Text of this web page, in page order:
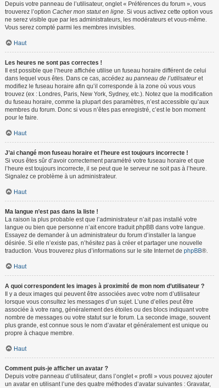
Depuis votre panneau de l’utilisateur, onglet « Préférences du forum », vous
trouverez l’option Cacher mon statut en ligne. Si vous activez cette option vous
ne serez visible que par les administrateurs, les modérateurs et vous-même.
Vous serez compté parmi les membres invisibles.
Haut
Les heures ne sont pas correctes !
Il est possible que l’heure affichée utilise un fuseau horaire différent de celui
dans lequel vous êtes. Dans ce cas, accédez au panneau de l’utilisateuret
modifiez le fuseau horaire afin qu’il corresponde à la zone où vous vous
trouvez (ex : Londres, Paris, New York, Sydney, etc.). Notez que la modification
du fuseau horaire, comme la plupart des paramètres, n’est accessible qu’aux
membres du forum. Donc si vous n’êtes pas enregistré, c’est le bon moment
pour le faire.
Haut
J’ai changé mon fuseau horaire et l’heure est toujours incorrecte !
Si vous êtes sûr d’avoir correctement paramétré votre fuseau horaire et que
l’heure est toujours incorrecte, il se peut que le serveur ne soit pas à l’heure.
Signalez ce problème à un administrateur.
Haut
Ma langue n’est pas dans la liste !
La raison la plus probable est que l’administrateur n’ait pas installé votre
langue ou bien que personne n’ait encore traduit phpBB dans votre langue.
Essayez de demander à un administrateur du forum d’installer la langue
désirée. Si elle n’existe pas, n’hésitez pas à créer et partager une nouvelle
traduction. Vous trouverez plus d’informations sur le site Internet de phpBB®.
Haut
A quoi correspondent les images à proximité de mon nom d’utilisateur ?
Il y a deux images qui peuvent être associées avec votre nom d’utilisateur
lorsque vous consultez les messages d’un sujet. L’une d’elles peut être
associée à votre rang, généralement des étoiles ou des blocs indiquant votre
nombre de messages ou votre statut sur le forum. La seconde image, souvent
plus grande, est connue sous le nom d’avatar et généralement est unique ou
propre à chaque membre.
Haut
Comment puis-je afficher un avatar ?
Depuis votre panneau d’utilisateur, dans l’onglet « profil » vous pouvez ajouter
un avatar en utilisant l’une des quatre méthodes d’avatar suivantes : Gravatar,